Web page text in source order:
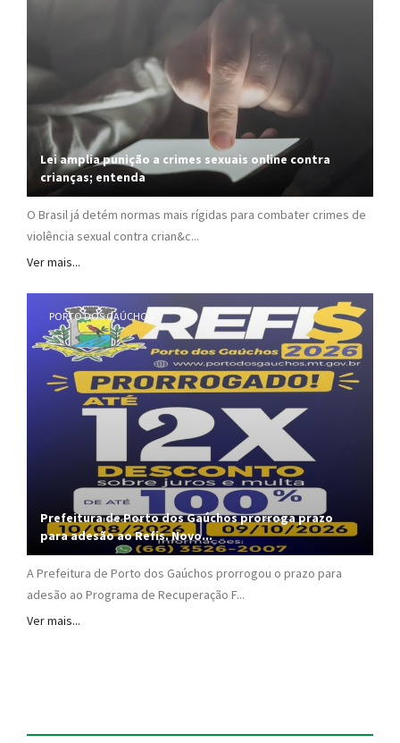
Lei amplia punição a crimes sexuais online contra
crianças; entenda
O Brasil já detém normas mais rígidas para combater crimes de
violência sexual contra crian&c...
Ver mais...
PORTO DOS GAÚCHOS
Prefeitura de Porto dos Gaúchos prorroga prazo
para adesão ao Refis. Novo...
A Prefeitura de Porto dos Gaúchos prorrogou o prazo para
adesão ao Programa de Recuperação F...
Ver mais...